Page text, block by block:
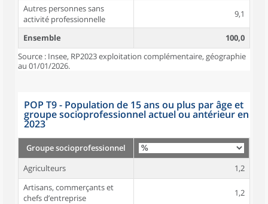
Autres personnes sans
activité professionnelle
9,1
Ensemble
100,0
Source : Insee, RP2023 exploitation complémentaire, géographie
au 01/01/2026.
POP T9 - Population de 15 ans ou plus par âge et
groupe socioprofessionnel actuel ou antérieur en
2023
Groupe socioprofessionnel
Agriculteurs
1,2
Artisans, commerçants et
chefs d’entreprise
1,2